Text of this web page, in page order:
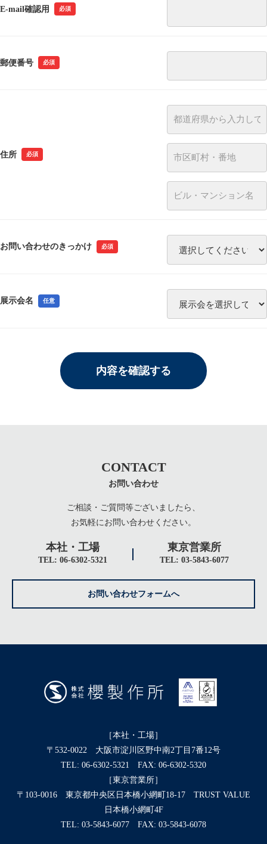
E-mail確認用 必須
郵便番号 必須
住所 必須
お問い合わせのきっかけ 必須
展示会名 任意
CONTACT
お問い合わせ
ご相談・ご質問等ございましたら、
お気軽にお問い合わせください。
本社・工場
TEL: 06-6302-5321
東京営業所
TEL: 03-5843-6077
お問い合わせフォームへ
［本社・工場］
〒532-0022 大阪市淀川区野中南2丁目7番12号
TEL: 06-6302-5321
FAX: 06-6302-5320
［東京営業所］
〒103-0016 東京都中央区日本橋小網町18-17 TRUST VALUE
日本橋小網町4F
TEL: 03-5843-6077 FAX: 03-5843-6078